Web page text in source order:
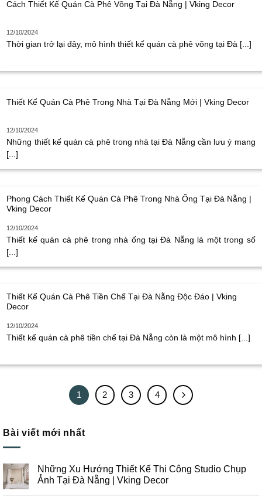
Cách Thiết Kế Quán Cà Phê Võng Tại Đà Nẵng | Vking Decor
12/10/2024
Thời gian trở lại đây, mô hình thiết kế quán cà phê võng tại Đà [...]
Thiết Kế Quán Cà Phê Trong Nhà Tại Đà Nẵng Mới | Vking Decor
12/10/2024
Những thiết kế quán cà phê trong nhà tại Đà Nẵng cần lưu ý mang
[...]
Phong Cách Thiết Kế Quán Cà Phê Trong Nhà Ống Tại Đà Nẵng |
Vking Decor
12/10/2024
Thiết kế quán cà phê trong nhà ống tại Đà Nẵng là một trong số
[...]
Thiết Kế Quán Cà Phê Tiền Chế Tại Đà Nẵng Độc Đáo | Vking
Decor
12/10/2024
Thiết kế quán cà phê tiền chế tại Đà Nẵng còn là một mô hình [...]
1 2 3 4
Bài viết mới nhất
Những Xu Hướng Thiết Kế Thi Công Studio Chụp
Ảnh Tại Đà Nẵng | Vking Decor